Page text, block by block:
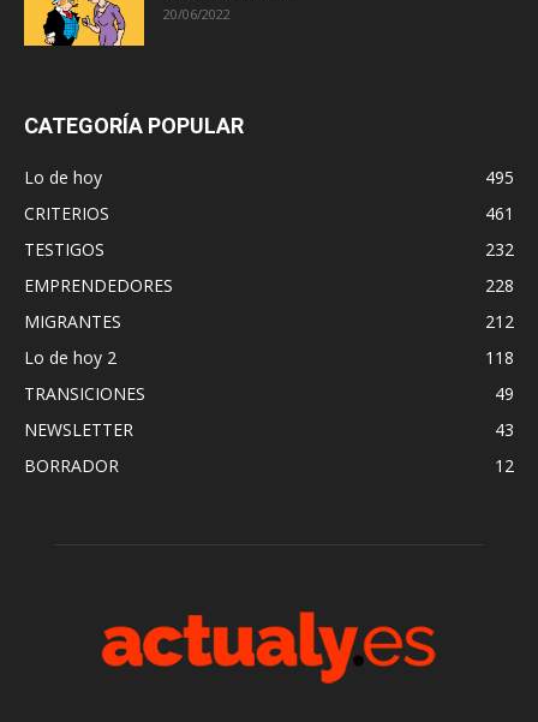
20/06/2022
CATEGORÍA POPULAR
Lo de hoy
495
CRITERIOS
461
TESTIGOS
232
EMPRENDEDORES
228
MIGRANTES
212
Lo de hoy 2
118
TRANSICIONES
49
NEWSLETTER
43
BORRADOR
12